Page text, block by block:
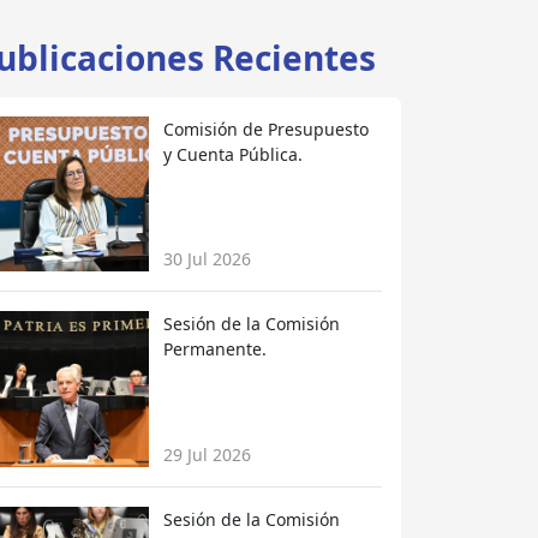
Recientes
Comisión de Presupuesto
y Cuenta Pública.
30 Jul 2026
Sesión de la Comisión
Permanente.
29 Jul 2026
Sesión de la Comisión